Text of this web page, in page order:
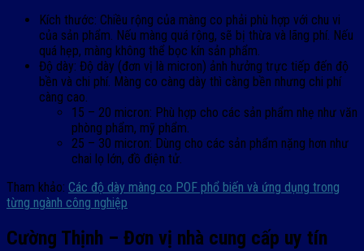
Kích thước: Chiều rộng của màng co phải phù hợp với chu vi
của sản phẩm. Nếu màng quá rộng, sẽ bị thừa và lãng phí. Nếu
quá hẹp, màng không thể bọc kín sản phẩm.
Độ dày: Độ dày (đơn vị là micron) ảnh hưởng trực tiếp đến độ
bền và chi phí. Màng co càng dày thì càng bền nhưng chi phí
càng cao.
15 – 20 micron: Phù hợp cho các sản phẩm nhẹ như văn
phòng phẩm, mỹ phẩm.
25 – 30 micron: Dùng cho các sản phẩm nặng hơn như
chai lọ lớn, đồ điện tử.
Tham khảo: Các độ dày màng co POF phổ biến và ứng dụng trong
từng ngành công nghiệp
Cường Thịnh – Đơn vị nhà cung cấp uy tín